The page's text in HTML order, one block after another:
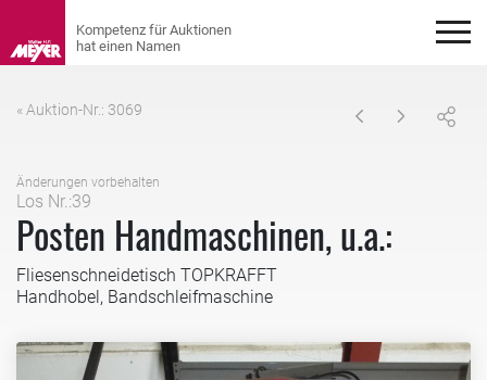
« Auktion-Nr.: 3069
Änderungen vorbehalten
Los Nr.:39
Posten Handmaschinen, u.a.:
Fliesenschneidetisch TOPKRAFFT
Handhobel, Bandschleifmaschine